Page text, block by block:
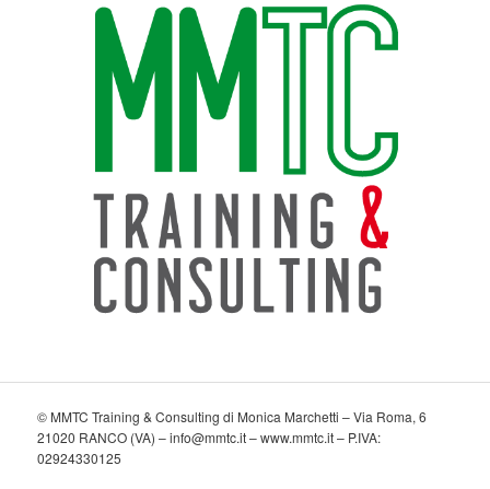
© MMTC Training & Consulting di Monica Marchetti – Via Roma, 6
21020 RANCO (VA) – info@mmtc.it – www.mmtc.it – P.IVA:
02924330125